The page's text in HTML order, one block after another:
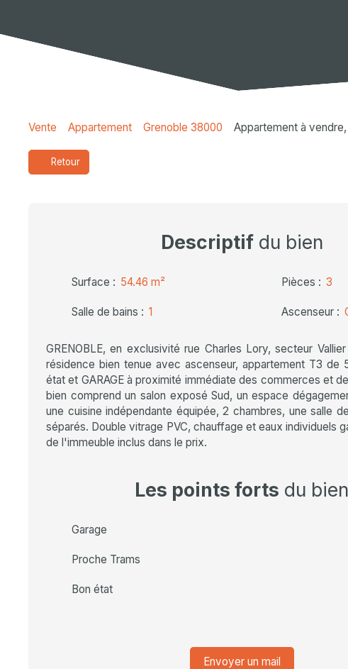
Vente Appartement Grenoble 38000 Appartement à
Retour
Descriptifdu bien
Surface : 54.46 m² Pièces : 3
Salle de bains : 1 Ascenseur :
GRENOBLE, en exclusivité rue Charles Lory, secteur
résidence bien tenue avec ascenseur, appartement T3 de
état et GARAGE à proximité immédiate des commerces et
bien comprend un salon exposé Sud, un espace
une cuisine indépendante équipée, 2 chambres, une salle
séparés. Double vitrage PVC, chauffage et eaux individuels
de l'immeuble inclus dans le prix.
Les points forts du bien
Garage
Proche Trams
Bon état
Envoyer un mail